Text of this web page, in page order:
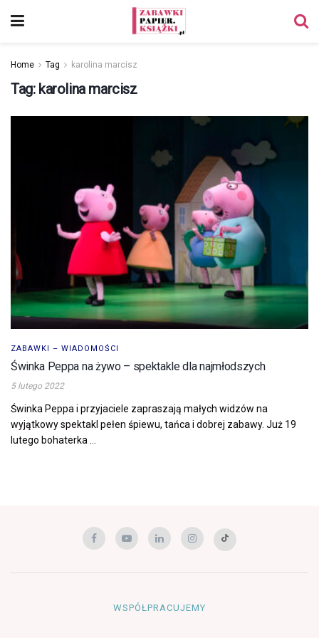
Home Tag karolina marcisz
Tag: karolina marcisz
ZABAWKI – WIADOMOŚCI
Świnka Peppa na żywo – spektakle dla najmłodszych
5 lutego 2022
Świnka Peppa i przyjaciele zapraszają małych widzów na
wyjątkowy spektakl pełen śpiewu, tańca i dobrej zabawy. Już 19
lutego bohaterka ...
WSPÓŁPRACUJEMY